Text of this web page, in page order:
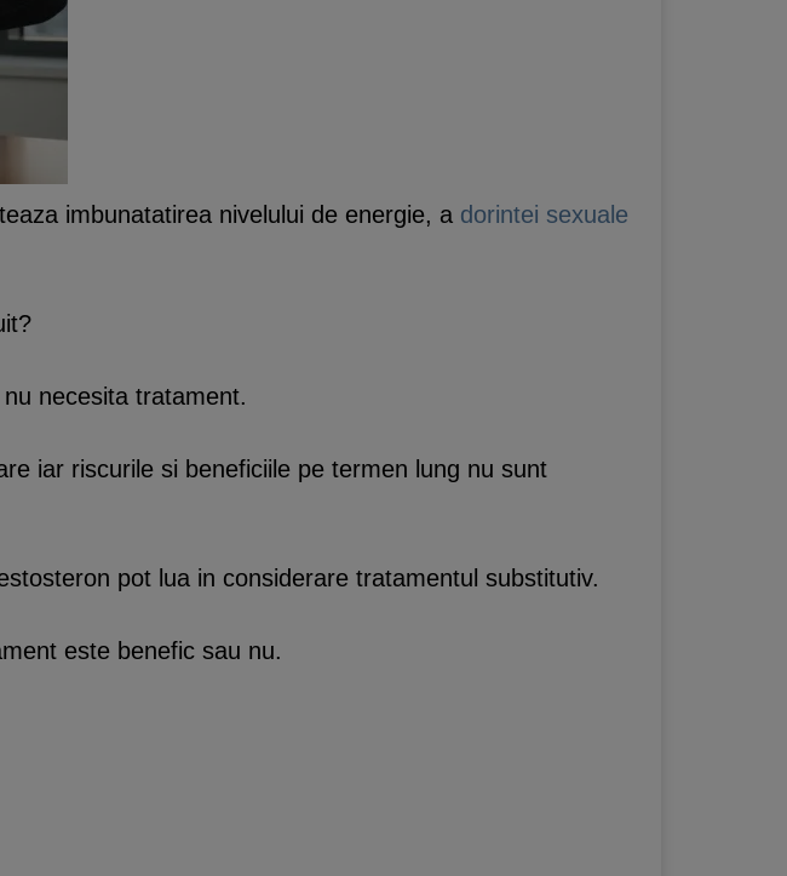
imbunatatirea nivelului de energie, a dorintei sexuale
necesita tratament.
iar riscurile si beneficiile pe termen lung nu sunt
pot lua in considerare tratamentul substitutiv.
este benefic sau nu.